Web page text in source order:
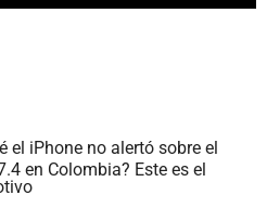
el iPhone no alertó sobre el
en Colombia? Este es el